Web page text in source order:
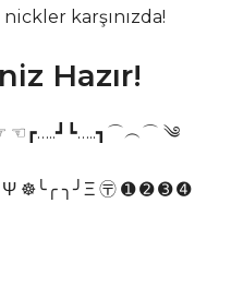
karşınızda!
Hazır!
☸╰╭ ╮╯Ξ 〶 ➊ ➋ ➌ ➍